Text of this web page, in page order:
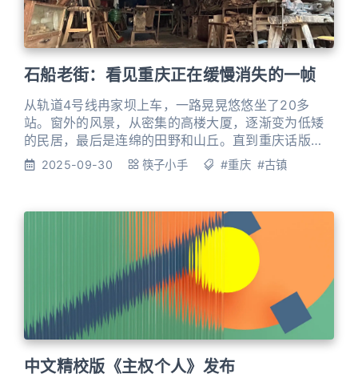
石船老街：看见重庆正在缓慢消失的一帧
从轨道4号线冉家坝上车，一路晃晃悠悠坐了20多
站。窗外的风景，从密集的高楼大厦，逐渐变为低矮
的民居，最后是连绵的田野和山丘。直到重庆话版本
的报站声响起“石船站到了”，我才惊觉——这怕是走到
了重庆城区的尽头。 说起石船，很多重庆人都要愣一
主城核心区已有40多公里，算是重庆主城最边缘的乡
镇之一。走出轻轨站，四周豁然开朗。没有高楼遮挡
的天空，显得格外辽阔。几
2025-09-30 筷子小手 #重庆 #古镇
中文精校版《主权个人》发布